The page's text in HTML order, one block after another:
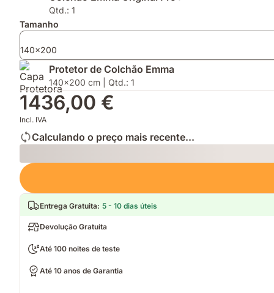
máxima
graças
á
tecnologia
Thermosync™
inovadora
tecnologia
AirGrid®
para
noites
mais
frescas
e
tranquilas
Qtd.: 1
Tamanho
140x200
Protetor de Colchão Emma
140x200 cm | Qtd.: 1
1436,00 €
Incl. IVA
Calculando o preço mais recente...
Loading
Entrega Gratuita: 5 - 10 dias úteis
Devolução Gratuita
Até 100 noites de teste
Até 10 anos de Garantia